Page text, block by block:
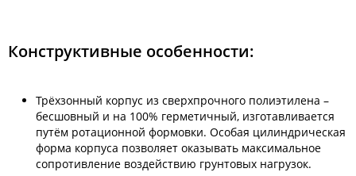
Конструктивные особенности:
Трёхзонный корпус из сверхпрочного полиэтилена –
бесшовный и на 100% герметичный, изготавливается
путём ротационной формовки. Особая цилиндрическая
форма корпуса позволяет оказывать максимальное
сопротивление воздействию грунтовых нагрузок.